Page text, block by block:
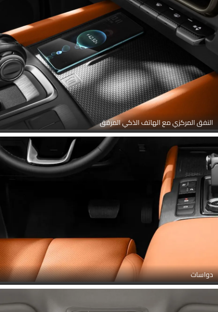
النفق المركزي مع الهاتف الذكي المرفق
دواسات